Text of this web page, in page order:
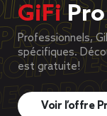
GiFiPro
Professionnels,
spécifiques.
est gratuite!
Voir l’offre